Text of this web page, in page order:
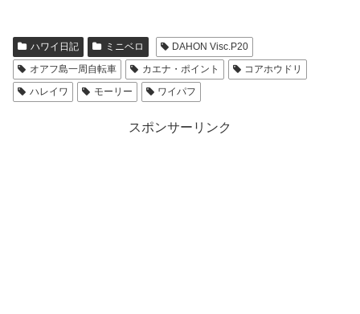
ハワイ日記 ミニベロ
DAHON Visc.P20
オアフ島一周自転車
カエナ・ポイント
コアホウドリ
ハレイワ
モーリー ワイパフ
スポンサーリンク